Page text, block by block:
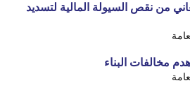
من نقص السيولة المالية لتسديد
مخالفات البناء